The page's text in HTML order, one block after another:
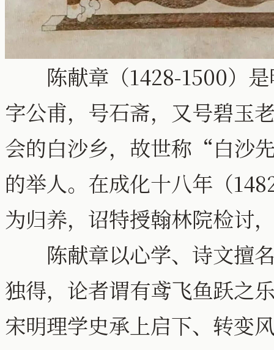
陈献章（1428-1500）是
字公甫，号石斋，又号碧玉
会的白沙乡，故世称“白沙
的举人。在成化十八年（
为归养，诏特授翰林院检讨
陈献章以心学、诗文擅
独得，论者谓有鸢飞鱼跃之
宋明理学史承上启下、转变